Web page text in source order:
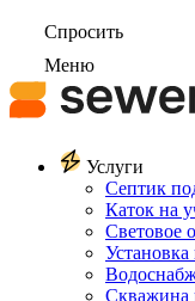
Спросить
Меню
Услуги
Септик
Каток на
Световое
Установка
Скважина